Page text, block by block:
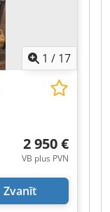
1 / 17
2 950 €
VB plus PVN
Zvanīt